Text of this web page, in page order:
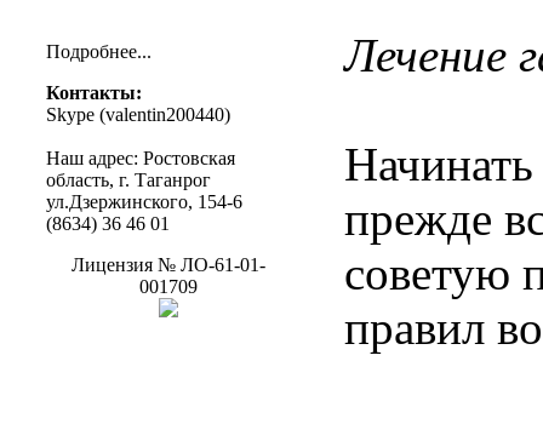
Подробнее...
Контакты:
Skype (valentin200440)
Наш адрес: Ростовская
область, г. Таганрог
ул.Дзержинского, 154-6
(8634) 36 46 01
Лицензия№ ЛО-61-01-
001709
Лечение
прежде
советую
правил